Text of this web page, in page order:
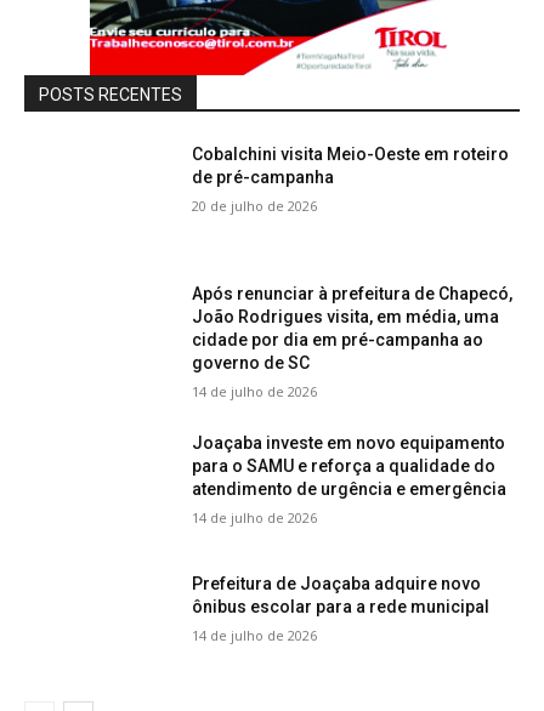
POSTS RECENTES
Cobalchini visita Meio-Oeste em roteiro
de pré-campanha
20 de julho de 2026
Após renunciar à prefeitura de Chapecó,
João Rodrigues visita, em média, uma
cidade por dia em pré-campanha ao
governo de SC
14 de julho de 2026
Joaçaba investe em novo equipamento
para o SAMU e reforça a qualidade do
atendimento de urgência e emergência
14 de julho de 2026
Prefeitura de Joaçaba adquire novo
ônibus escolar para a rede municipal
14 de julho de 2026